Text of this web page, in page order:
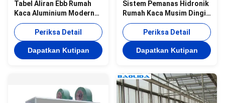
Tabel Aliran Ebb Rumah
Kaca Aluminium Modern
Dengan Drain Tray Valve
Periksa Detail
Dapatkan Kutipan
Sistem Pemanas Hidronik
Rumah Kaca Musim Dingin
Pertanian Kontrol Suhu
Periksa Detail
Dapatkan Kutipan